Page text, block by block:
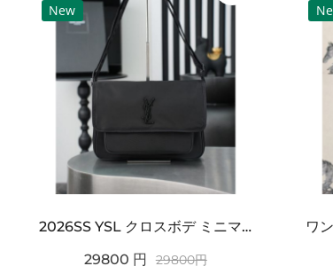
New
2026SS YSL クロスボデ ミニマルフラップショルダー SAINT LAURENT サンロ...
29800 円 29800円